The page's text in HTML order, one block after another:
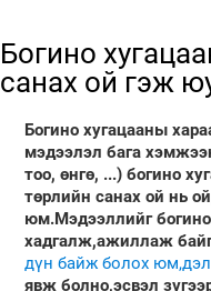
Богино
санах ой гэж
Богино хугацааны
мэдээлэл бага
тоо, өнгө, ...) богино
төрлийн санах ой нь
юм.Мэдээллийг
хадгалж,ажиллаж
дүн байж болох
явж болно,эсвэл